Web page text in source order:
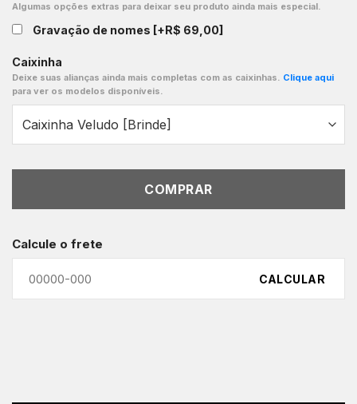
Algumas opções extras para deixar seu produto ainda mais especial.
Gravação de nomes [+R$ 69,00]
Caixinha
Deixe suas alianças ainda mais completas com as caixinhas. Clique aqui
para ver os modelos disponíveis.
COMPRAR
Calcule o frete
CALCULAR